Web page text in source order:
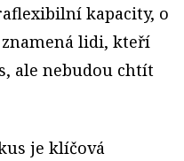
kapacity, o
lidi, kteří
ale nebudou chtít
je klíčová